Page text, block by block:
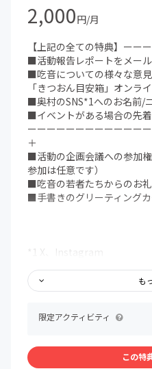
2,000円/月
【上記の全ての特典】ーー
■活動報告レポートをメール
■吃音についての様々な意
「きつおん目安箱」オンラ
■奥村のSNS*1へのお名前/
■イベントがある場合の先着
ーーーーーーーーーーーー
＋
■活動の企画会議への参加
参加は任意です）
■吃音の若者たちからのお礼
■手書きのグリーティング
*1 X、Instagram
orニックネームをご記入く
*2 イベントの先着告知スケ
*2 学生中心の活動は開催日
*3 頻度は複数月に１回程度
*4 お礼メッセージはメール
*5 国際吃音啓発の日10/22
も
限定アクティビティ
この特